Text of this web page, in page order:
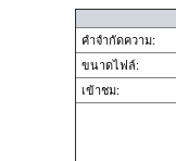
คำจำกัดความ:
ขนาดไฟล์:
เข้าชม: